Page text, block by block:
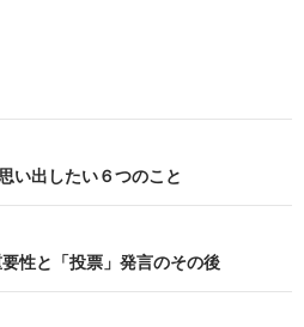
い出したい６つのこと
性と「投票」発言のその後